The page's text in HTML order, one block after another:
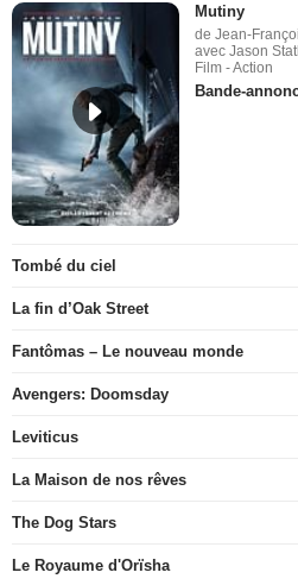
Mutiny
de Jean-
avec Jason
Film - Action
Bande-
Tombé du ciel
La fin d’Oak Street
Fantômas – Le nouveau monde
Avengers: Doomsday
Leviticus
La Maison de nos rêves
The Dog Stars
Le Royaume d'Orïsha